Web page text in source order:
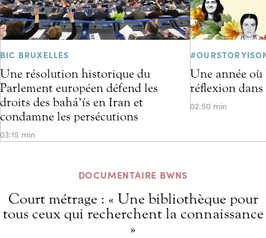
BIC BRUXELLES
Une résolution historique du
Parlement européen défend les
droits des bahá’ís en Iran et
condamne les persécutions
03:15 min
Une année
réflexion
02:50 min
DOCUMENTAIRE BWNS
Court métrage : « Une bibliothèque pour
tous ceux qui recherchent la connaissance
»